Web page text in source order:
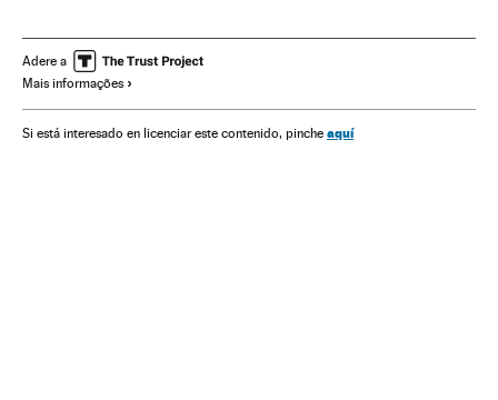
Juan Orlando Hernández
Democracia
Adere a
Mais informações
Si está interesado en licenciar este contenido, pinche aquí